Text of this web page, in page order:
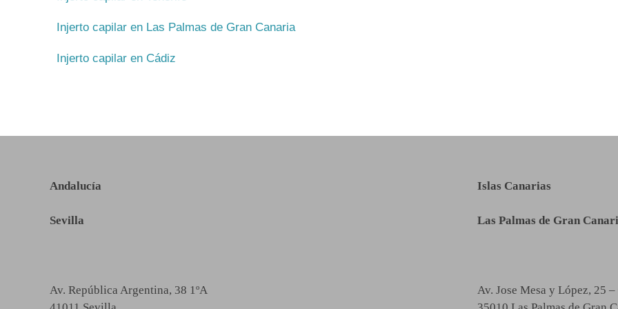
Injerto capilar en Las Palmas de Gran Canaria
Injerto capilar en Cádiz
Andalucía
Sevilla
Av. República Argentina, 38 1ºA
Islas Canarias
Las Palmas de Gran
Av. Jose Mesa y López, 25